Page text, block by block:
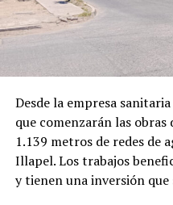
Desde la empresa
que comenzarán las
1.139 metros de redes de
Illapel. Los trabajos
y tienen una inversión